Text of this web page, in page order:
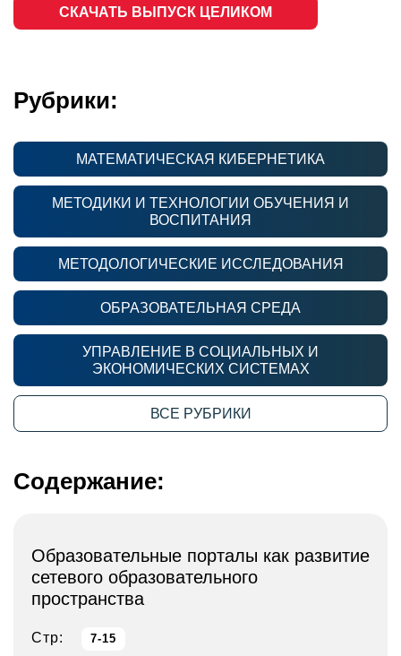
СКАЧАТЬ ВЫПУСК ЦЕЛИКОМ
Рубрики:
МАТЕМАТИЧЕСКАЯ КИБЕРНЕТИКА
МЕТОДИКИ И ТЕХНОЛОГИИ ОБУЧЕНИЯ И
ВОСПИТАНИЯ
МЕТОДОЛОГИЧЕСКИЕ ИССЛЕДОВАНИЯ
ОБРАЗОВАТЕЛЬНАЯ СРЕДА
УПРАВЛЕНИЕ В СОЦИАЛЬНЫХ И
ЭКОНОМИЧЕСКИХ СИСТЕМАХ
ВСЕ РУБРИКИ
Содержание:
Образовательные порталы как развитие
сетевого образовательного
пространства
Стр: 7-15